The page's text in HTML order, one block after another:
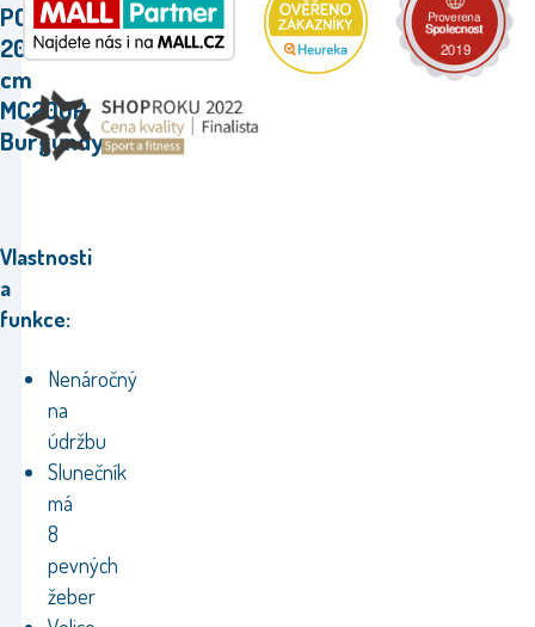
POLYESTER
200
cm
MC200P
Burgundy.
Vlastnosti
a
funkce:
Nenáročný
na
údržbu
Slunečník
má
8
pevných
žeber